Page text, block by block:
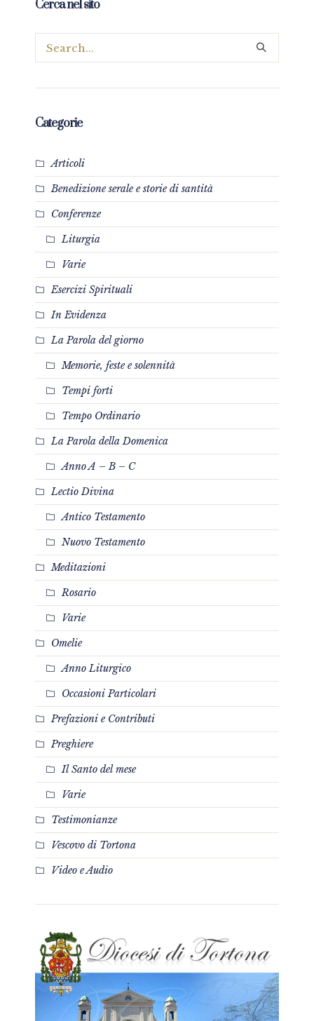
Cerca nel sito
Categorie
Articoli
Benedizione serale e storie di santità
Conferenze
Liturgia
Varie
Esercizi Spirituali
In Evidenza
La Parola del giorno
Memorie, feste e solennità
Tempi forti
Tempo Ordinario
La Parola della Domenica
Anno A – B – C
Lectio Divina
Antico Testamento
Nuovo Testamento
Meditazioni
Rosario
Varie
Omelie
Anno Liturgico
Occasioni Particolari
Prefazioni e Contributi
Preghiere
Il Santo del mese
Varie
Testimonianze
Vescovo di Tortona
Video e Audio